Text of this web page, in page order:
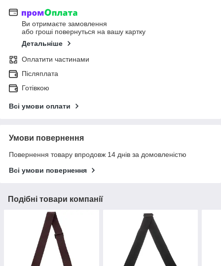
Ви отримаєте замовлення
або гроші повернуться на вашу картку
Детальніше
Оплатити частинами
Післяплата
Готівкою
Всі умови оплати
Умови повернення
Повернення товару впродовж 14 днів за домовленістю
Всі умови повернення
Подібні товари компанії